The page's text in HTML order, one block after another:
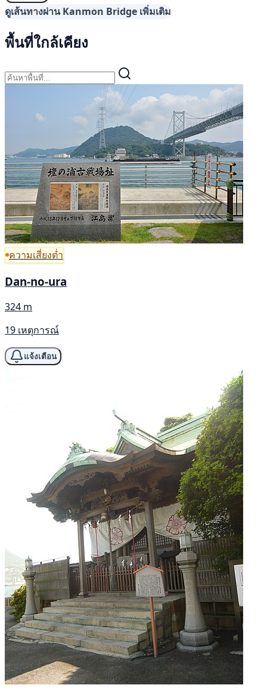
ดูเส้นทางผ่าน Kanmon Bridge เพิ่มเติม
พื้นที่ใกล้เคียง
ความเสี่ยงต่ำ
Dan-no-ura
324 m
19 เหตุการณ์
แจ้งเตือน